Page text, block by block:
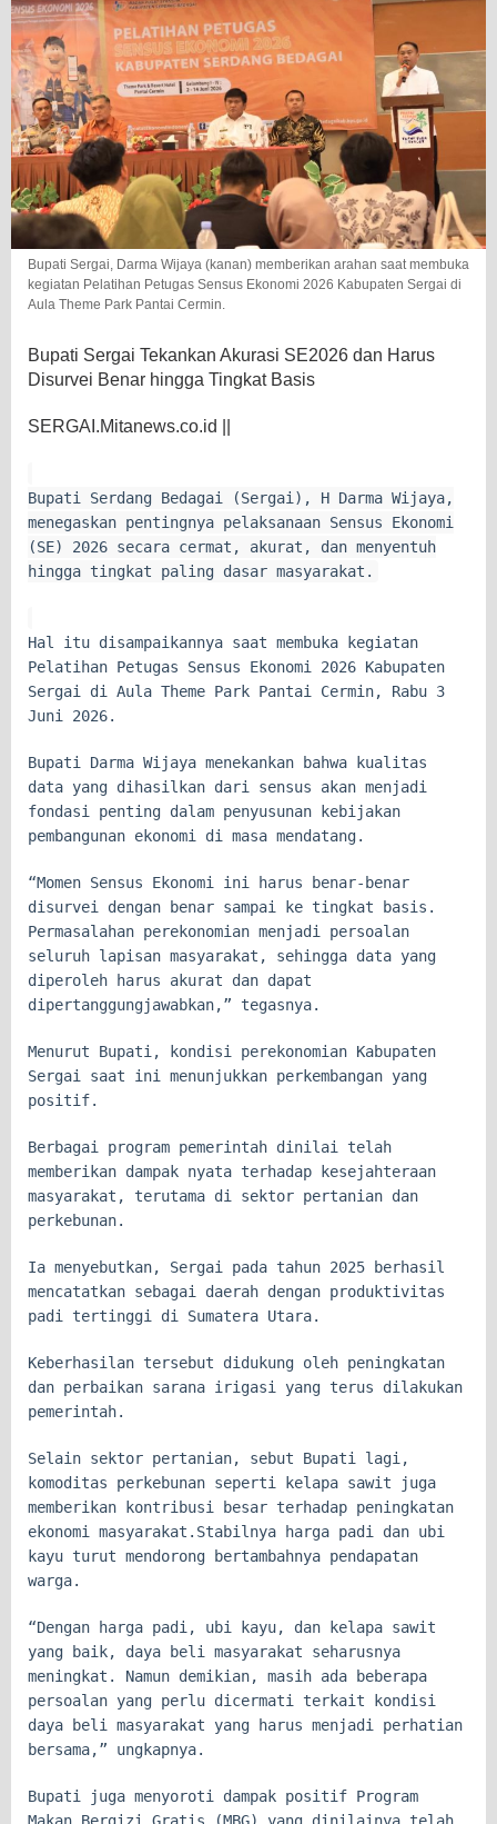
Bupati Sergai, Darma Wijaya (kanan) memberikan arahan saat membuka
kegiatan Pelatihan Petugas Sensus Ekonomi 2026 Kabupaten Sergai di
Aula Theme Park Pantai Cermin.
Bupati Sergai Tekankan Akurasi SE2026 dan Harus
Disurvei Benar hingga Tingkat Basis
SERGAI.Mitanews.co.id ||
Bupati Serdang Bedagai (Sergai), H Darma Wijaya,
menegaskan pentingnya pelaksanaan Sensus Ekonomi
(SE) 2026 secara cermat, akurat, dan menyentuh
hingga tingkat paling dasar masyarakat.
Hal itu disampaikannya saat membuka kegiatan
Pelatihan Petugas Sensus Ekonomi 2026 Kabupaten
Sergai di Aula Theme Park Pantai Cermin, Rabu 3
Juni 2026.
Bupati Darma Wijaya menekankan bahwa kualitas
data yang dihasilkan dari sensus akan menjadi
fondasi penting dalam penyusunan kebijakan
pembangunan ekonomi di masa mendatang.
“Momen Sensus Ekonomi ini harus benar-benar
disurvei dengan benar sampai ke tingkat basis.
Permasalahan perekonomian menjadi persoalan
seluruh lapisan masyarakat, sehingga data yang
diperoleh harus akurat dan dapat
dipertanggungjawabkan,” tegasnya.
Menurut Bupati, kondisi perekonomian Kabupaten
Sergai saat ini menunjukkan perkembangan yang
positif.
Berbagai program pemerintah dinilai telah
memberikan dampak nyata terhadap kesejahteraan
masyarakat, terutama di sektor pertanian dan
perkebunan.
Ia menyebutkan, Sergai pada tahun 2025 berhasil
mencatatkan sebagai daerah dengan produktivitas
padi tertinggi di Sumatera Utara.
Keberhasilan tersebut didukung oleh peningkatan
dan perbaikan sarana irigasi yang terus dilakukan
pemerintah.
Selain sektor pertanian, sebut Bupati lagi,
komoditas perkebunan seperti kelapa sawit juga
memberikan kontribusi besar terhadap peningkatan
ekonomi masyarakat.Stabilnya harga padi dan ubi
kayu turut mendorong bertambahnya pendapatan
warga.
“Dengan harga padi, ubi kayu, dan kelapa sawit
yang baik, daya beli masyarakat seharusnya
meningkat. Namun demikian, masih ada beberapa
persoalan yang perlu dicermati terkait kondisi
daya beli masyarakat yang harus menjadi perhatian
bersama,” ungkapnya.
Bupati juga menyoroti dampak positif Program